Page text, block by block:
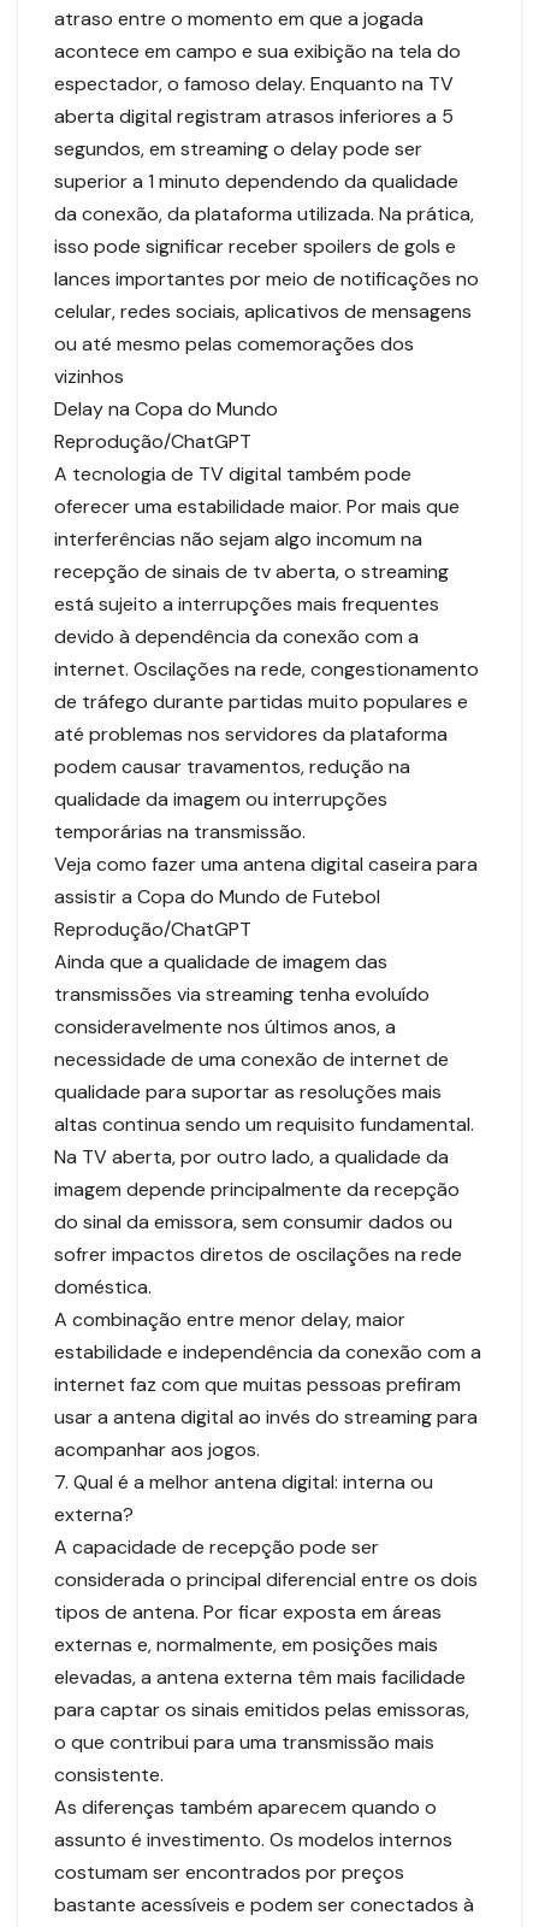
atraso entre o momento em que a jogada
acontece em campo e sua exibição na tela do
espectador, o famoso delay. Enquanto na TV
aberta digital registram atrasos inferiores a 5
segundos, em streaming o delay pode ser
superior a 1 minuto dependendo da qualidade
da conexão, da plataforma utilizada. Na prática,
isso pode significar receber spoilers de gols e
lances importantes por meio de notificações no
celular, redes sociais, aplicativos de mensagens
ou até mesmo pelas comemorações dos
vizinhos
Delay na Copa do Mundo
Reprodução/ChatGPT
A tecnologia de TV digital também pode
oferecer uma estabilidade maior. Por mais que
interferências não sejam algo incomum na
recepção de sinais de tv aberta, o streaming
está sujeito a interrupções mais frequentes
devido à dependência da conexão com a
internet. Oscilações na rede, congestionamento
de tráfego durante partidas muito populares e
até problemas nos servidores da plataforma
podem causar travamentos, redução na
qualidade da imagem ou interrupções
temporárias na transmissão.
Veja como fazer uma antena digital caseira para
assistir a Copa do Mundo de Futebol
Reprodução/ChatGPT
Ainda que a qualidade de imagem das
transmissões via streaming tenha evoluído
consideravelmente nos últimos anos, a
necessidade de uma conexão de internet de
qualidade para suportar as resoluções mais
altas continua sendo um requisito fundamental.
Na TV aberta, por outro lado, a qualidade da
imagem depende principalmente da recepção
do sinal da emissora, sem consumir dados ou
sofrer impactos diretos de oscilações na rede
doméstica.
A combinação entre menor delay, maior
estabilidade e independência da conexão com a
internet faz com que muitas pessoas prefiram
usar a antena digital ao invés do streaming para
acompanhar aos jogos.
7. Qual é a melhor antena digital: interna ou
externa?
A capacidade de recepção pode ser
considerada o principal diferencial entre os dois
tipos de antena. Por ficar exposta em áreas
externas e, normalmente, em posições mais
elevadas, a antena externa têm mais facilidade
para captar os sinais emitidos pelas emissoras,
o que contribui para uma transmissão mais
consistente.
As diferenças também aparecem quando o
assunto é investimento. Os modelos internos
costumam ser encontrados por preços
bastante acessíveis e podem ser conectados à